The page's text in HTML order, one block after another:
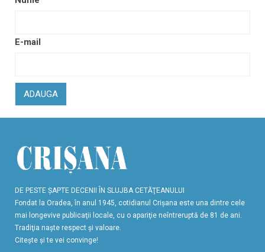
E-mail
ADAUGA
DE PESTE ŞAPTE DECENII ÎN SLUJBA CETĂŢEANULUI
Fondat la Oradea, în anul 1945, cotidianul Crişana este una dintre cele
mai longevive publicaţii locale, cu o apariţie neîntreruptă de 81 de ani.
Tradiţia naşte respect şi valoare.
Citeşte şi te vei convinge!